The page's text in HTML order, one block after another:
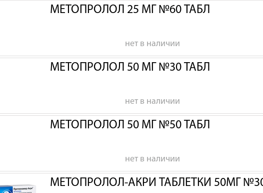
МЕТОПРОЛОЛ 25 МГ №60 ТАБЛ
нет в наличии
МЕТОПРОЛОЛ 50 МГ №30 ТАБЛ
нет в наличии
МЕТОПРОЛОЛ 50 МГ №50 ТАБЛ
нет в наличии
МЕТОПРОЛОЛ-АКРИ ТАБЛЕТКИ 50МГ